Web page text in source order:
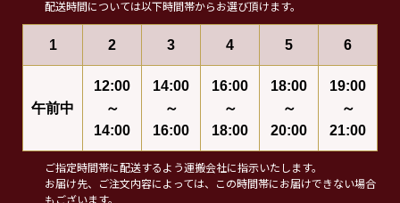
配送時間については以下時間帯からお選び頂けます。
1 2 3 4 5 6
午前中
12:00
～
14:00
14:00
～
16:00
16:00
～
18:00
18:00
～
20:00
19:00
～
21:00
ご指定時間帯に配送するよう運搬会社に指示いたします。
お届け先、ご注文内容によっては、この時間帯にお届けできない場合
もございます。